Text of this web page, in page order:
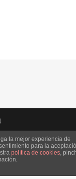
la mejor experiencia de
para la
política de cookies,